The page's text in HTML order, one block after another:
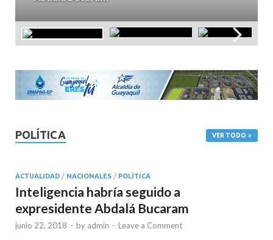
POLÍTICA VER TODO
ACTUALIDAD / NACIONALES / POLÍTICA
Inteligencia habría seguido a
expresidente Abdalá Bucaram
junio 22, 2018 - by admin - Leave a Comment